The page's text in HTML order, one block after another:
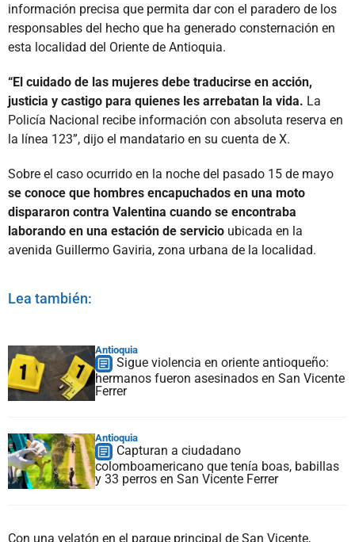
información precisa que permita dar con el paradero de los
responsables del hecho que ha generado consternación en
esta localidad del Oriente de Antioquia.
“El cuidado de las mujeres debe traducirse en acción,
justicia y castigo para quienes les arrebatan la vida. La
Policía Nacional recibe información con absoluta reserva en
la línea 123”, dijo el mandatario en su cuenta de X.
Sobre el caso ocurrido en la noche del pasado 15 de mayo
se conoce que hombres encapuchados en una moto
dispararon contra Valentina cuando se encontraba
laborando en una estación de servicio ubicada en la
avenida Guillermo Gaviria, zona urbana de la localidad.
Lea también:
Antioquia
Sigue violencia en oriente antioqueño:
hermanos fueron asesinados en San Vicente
Ferrer
Antioquia
Capturan a ciudadano
colomboamericano que tenía boas, babillas
y 33 perros en San Vicente Ferrer
Con una velatón en el parque principal de San Vicente,